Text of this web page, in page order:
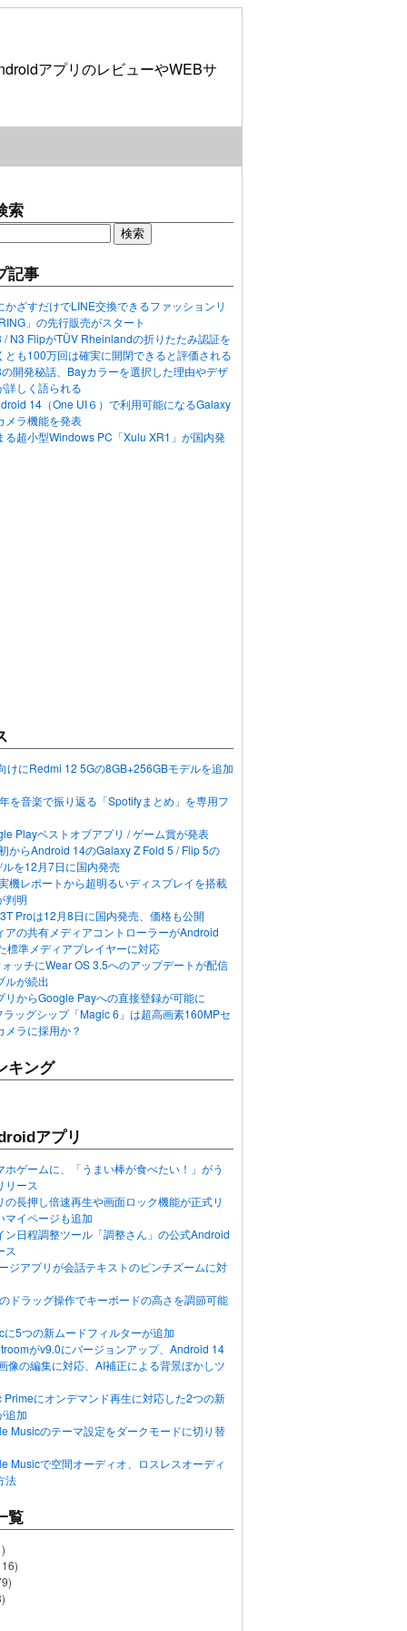
アプリのレビューやWEBサ
索
記事
かざすだけでLINE交換できるファッションリ
」の先行販売がスタート
/ N3 FlipがTÜV Rheinlandの折りたたみ認証を
とも100万回は確実に開閉できると評価される
開発秘話、Bayカラーを選択した理由やデザ
詳しく語られる
14（One UI６）で利用可能になるGalaxy
メラ機能を発表
る超小型Windows PC「Xulu XR1」が国内発
けにRedmi 12 5Gの8GB+256GBモデルを追加
を音楽で振り返る「Spotifyまとめ」を専用フ
Playベストオブアプリ / ゲーム賞が発表
からAndroid 14のGalaxy Z Fold 5 / Flip 5の
を12月7日に国内発売
機レポートから超明るいディスプレイを搭載
判明
Proは12月8日に国内発売、価格も公開
アの共有メディアコントローラーがAndroid
標準メディアプレイヤーに対応
ッチにWear OS 3.5へのアップデートが配信
ルが続出
リからGoogle Payへの直接登録が可能に
ッグシップ「Magic 6」は超高画素160MPセ
メラに採用か？
キング
アプリ
ホゲームに、「うまい棒が食べたい！」がう
リース
の長押し倍速再生や画面ロック機能が正式リ
マイページも追加
ン日程調整ツール「調整さん」の公式Android
ス
ジアプリが会話テキストのピンチズームに対
ドラッグ操作でキーボードの高さを調節可能
に5つの新ムードフィルターが追加
がv9.0にバージョンアップ、Android 14
像の編集に対応、AI補正による背景ぼかしツ
Primeにオンデマンド再生に対応した2つの新
追加
Musicのテーマ設定をダークモードに切り替
Musicで空間オーディオ、ロスレスオーディ
法
覧